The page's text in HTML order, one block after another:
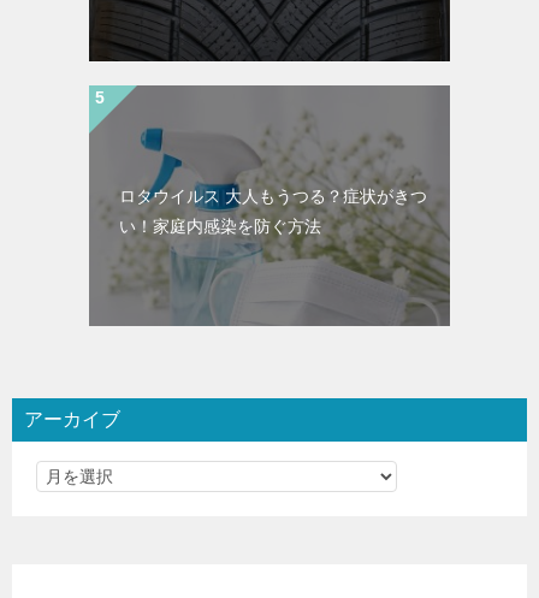
ロタウイルス 大人もうつる？症状がきつ
い！家庭内感染を防ぐ方法
アーカイブ